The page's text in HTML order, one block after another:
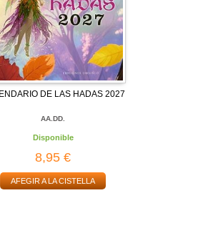
DE LAS HADAS 2027
AA.DD.
Disponible
8,95 €
AFEGIR A LA CISTELLA